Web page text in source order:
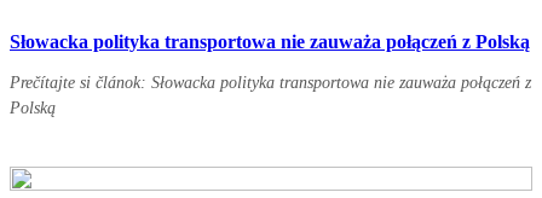
Słowacka polityka transportowa nie zauważa połączeń z Polską
Prečítajte si článok: Słowacka polityka transportowa nie zauważa połączeń z
Polską